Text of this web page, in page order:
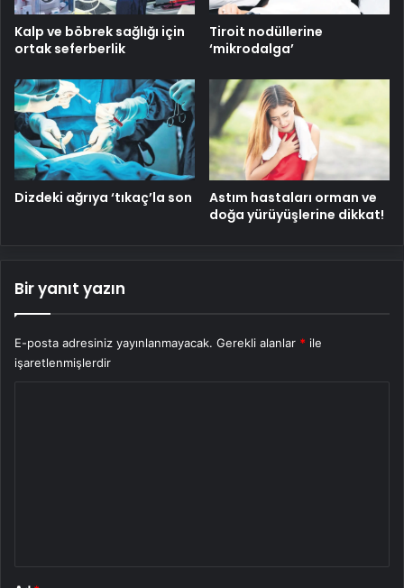
Kalp ve böbrek sağlığı için
ortak seferberlik
Tiroit nodüllerine
‘mikrodalga’
Dizdeki ağrıya ‘tıkaç’la son
Astım hastaları orman ve
doğa yürüyüşlerine dikkat!
Bir yanıt yazın
E-posta adresiniz yayınlanmayacak. Gerekli alanlar * ile
işaretlenmişlerdir